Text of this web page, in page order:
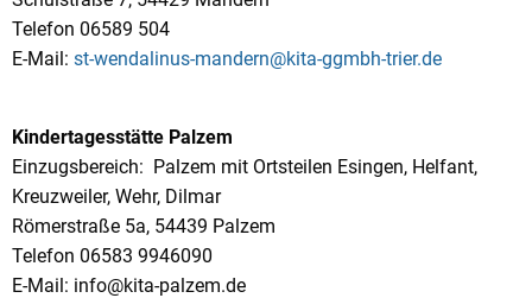
Telefon 06589 504
E-Mail: st-wendalinus-mandern@kita-ggmbh-trier.de
Kindertagesstätte Palzem
Einzugsbereich: Palzem mit Ortsteilen Esingen, Helfant,
Kreuzweiler, Wehr, Dilmar
Römerstraße 5a, 54439 Palzem
Telefon 06583 9946090
E-Mail: info@kita-palzem.de